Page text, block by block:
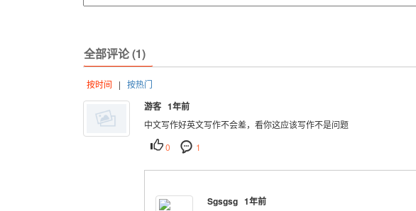
全部评论 (1)
按时间 | 按热门
游客 1年前
中文写作好英文写作不会差，看你这应该写作不是问题
0
1
Sgsgsg 1年前